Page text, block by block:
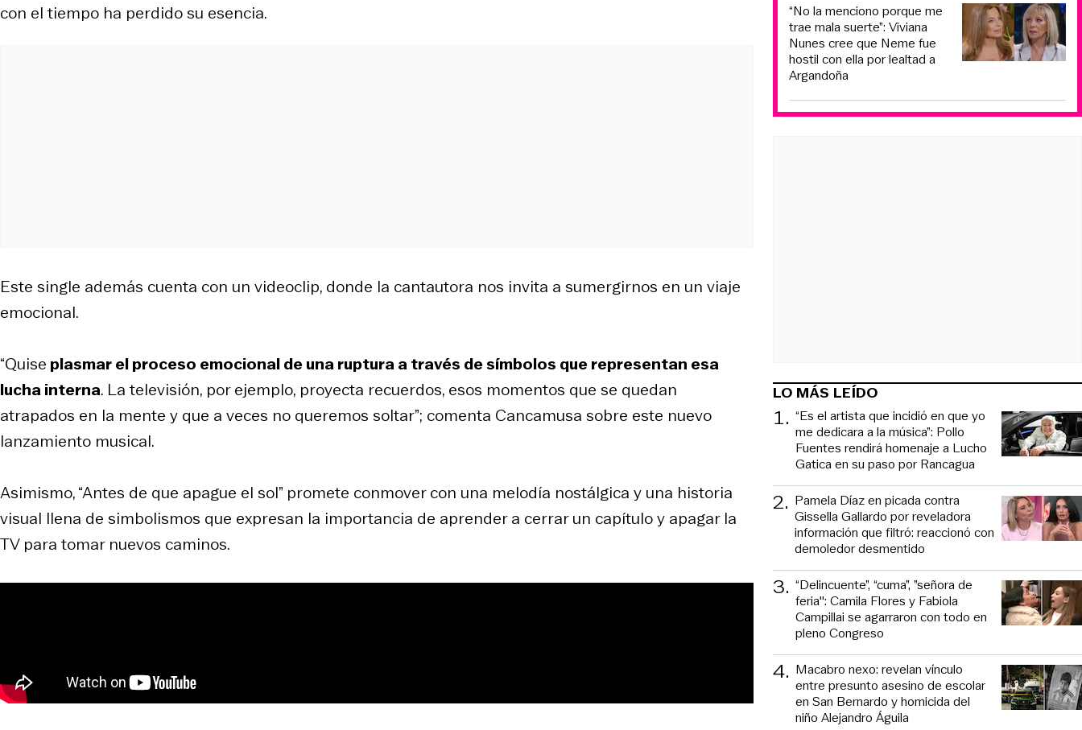
con el tiempo ha perdido su esencia.
Este single además cuenta con un videoclip, donde la cantautora nos invita a sumergirnos en un viaje
emocional.
“Quise plasmar el proceso emocional de una ruptura a través de símbolos que representan esa
lucha interna. La televisión, por ejemplo, proyecta recuerdos, esos momentos que se quedan
atrapados en la mente y que a veces no queremos soltar”; comenta Cancamusa sobre este nuevo
lanzamiento musical.
Asimismo, “Antes de que apague el sol” promete conmover con una melodía nostálgica y una historia
visual llena de simbolismos que expresan la importancia de aprender a cerrar un capítulo y apagar la
TV para tomar nuevos caminos.
“No la menciono porque me
trae mala suerte”: Viviana
Nunes cree que Neme fue
hostil con ella por lealtad a
Argandoña
LO MÁS LEÍDO
1. “Es el artista que incidió en que yo
me dedicara a la música”: Pollo
Fuentes rendirá homenaje a Lucho
Gatica en su paso por Rancagua
2. Pamela Díaz en picada contra
Gissella Gallardo por reveladora
información que filtró: reaccionó con
demoledor desmentido
3. “Delincuente”, “cuma”, ”señora de
feria": Camila Flores y Fabiola
Campillai se agarraron con todo en
pleno Congreso
4. Macabro nexo: revelan vínculo
entre presunto asesino de escolar
en San Bernardo y homicida del
niño Alejandro Águila